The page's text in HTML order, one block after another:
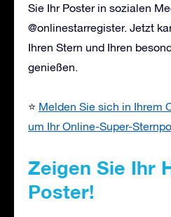
Sie Ihr Poster in sozialen
@onlinestarregister. Jetzt
Ihren Stern und Ihren
genießen.
⭐ Melden Sie sich in Ihrem
um Ihr Online-Super-
Zeigen Sie Ihr
Poster!